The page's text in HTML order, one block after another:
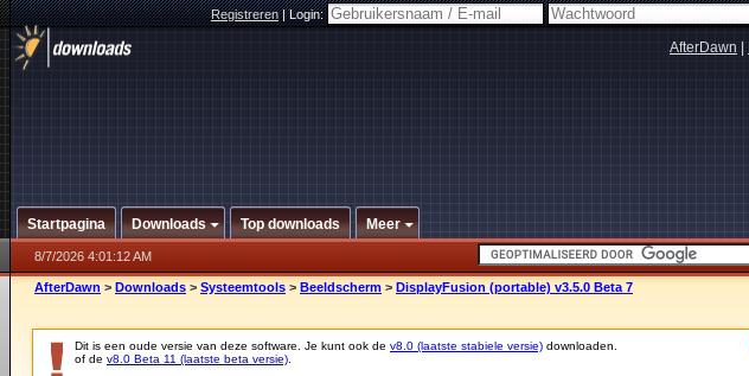
Registreren|Login:
AfterDawn
Startpagina Downloads Top downloads Meer
8/7/2026 4:01:12 AM
AfterDawn > Downloads > Systeemtools > Beeldscherm > DisplayFusion (portable) v3.5.0 Beta 7
Dit is een oude versie van deze software. Je kunt ook de v8.0 (laatste stabiele versie) downloaden.
of de v8.0 Beta 11 (laatste beta versie)